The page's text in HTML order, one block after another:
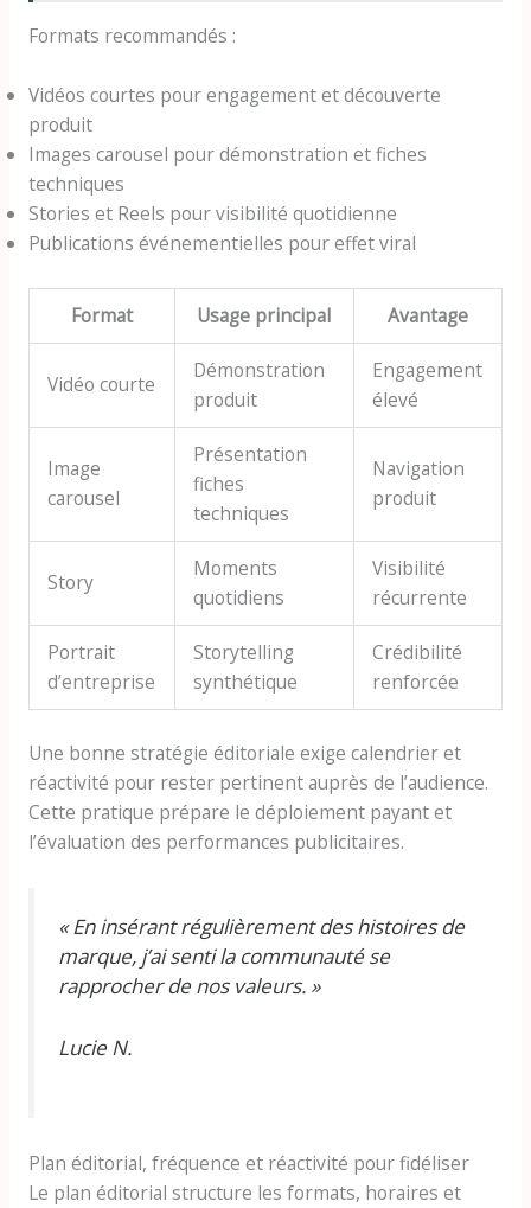
Formats recommandés :
Vidéos courtes pour engagement et découverte
produit
Images carousel pour démonstration et fiches
techniques
Stories et Reels pour visibilité quotidienne
Publications événementielles pour effet viral
Format Usage principal Avantage
Vidéo courte
Démonstration
produit
Engagement
élevé
Image
carousel
Présentation
fiches
techniques
Navigation
produit
Story
Moments
quotidiens
Visibilité
récurrente
Portrait
d’entreprise
Storytelling
synthétique
Crédibilité
renforcée
Une bonne stratégie éditoriale exige calendrier et
réactivité pour rester pertinent auprès de l’audience.
Cette pratique prépare le déploiement payant et
l’évaluation des performances publicitaires.
« En insérant régulièrement des histoires de
marque, j’ai senti la communauté se
rapprocher de nos valeurs. »
Lucie N.
Plan éditorial, fréquence et réactivité pour fidéliser
Le plan éditorial structure les formats, horaires et